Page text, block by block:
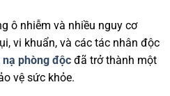
ô nhiễm và nhiều nguy cơ
vi khuẩn, và các tác nhân độc
phòng độc đã trở thành một
vệ sức khỏe.